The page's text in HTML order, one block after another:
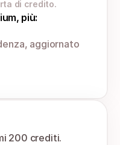
di credito.
più:
aggiornato
200 crediti.